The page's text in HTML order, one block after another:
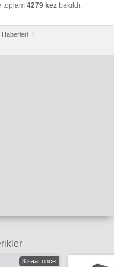
toplam 4279 kez bakıldı.
Haberleri
3 saat önce